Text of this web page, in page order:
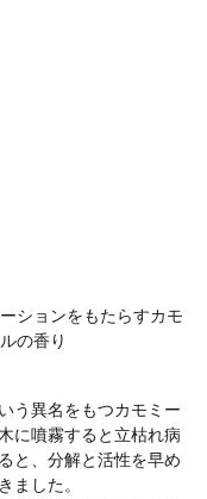
ションをもたらすカモ
の香り
う異名をもつカモミー
に噴霧すると立枯れ病
と、分解と活性を早め
ました。